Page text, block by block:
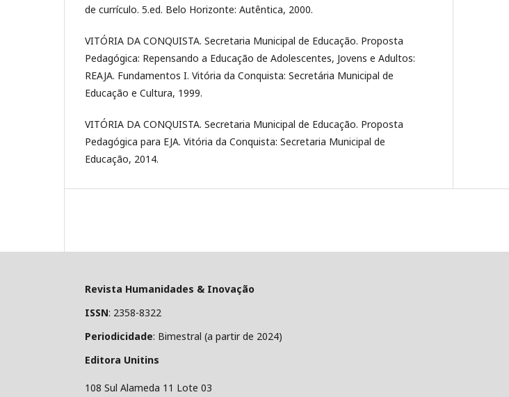
de currículo. 5.ed. Belo Horizonte: Autêntica, 2000.
VITÓRIA DA CONQUISTA. Secretaria Municipal de Educação. Proposta
Pedagógica: Repensando a Educação de Adolescentes, Jovens e Adultos:
REAJA. Fundamentos I. Vitória da Conquista: Secretária Municipal de
Educação e Cultura, 1999.
VITÓRIA DA CONQUISTA. Secretaria Municipal de Educação. Proposta
Pedagógica para EJA. Vitória da Conquista: Secretaria Municipal de
Educação, 2014.
Revista Humanidades & Inovação
ISSN: 2358-8322
Periodicidade: Bimestral (a partir de 2024)
Editora Unitins
108 Sul Alameda 11 Lote 03